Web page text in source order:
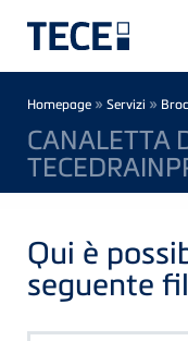
Homepage » Servizi »
CANALETTA
Qui è
seguente